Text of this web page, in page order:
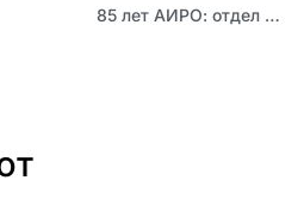
85 лет АИРО: отдел сопровождения экспертизы и аттестации